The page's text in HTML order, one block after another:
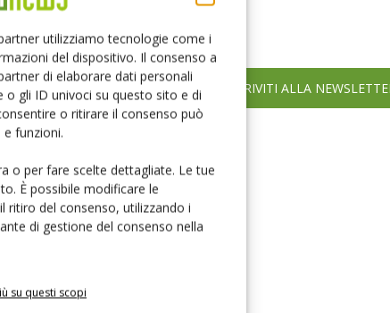
utilizziamo tecnologie come i
del dispositivo. Il consenso a
di elaborare dati personali
gli ID univoci su questo sito e di
o ritirare il consenso può
funzioni.
o per fare scelte dettagliate. Le tue
È possibile modificare le
ritiro del consenso, utilizzando i
di gestione del consenso nella
su questi scopi
insieme sull’IA
Edicola web
ISCRIVITI ALLA